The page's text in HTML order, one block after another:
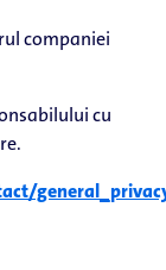
companiei
cu